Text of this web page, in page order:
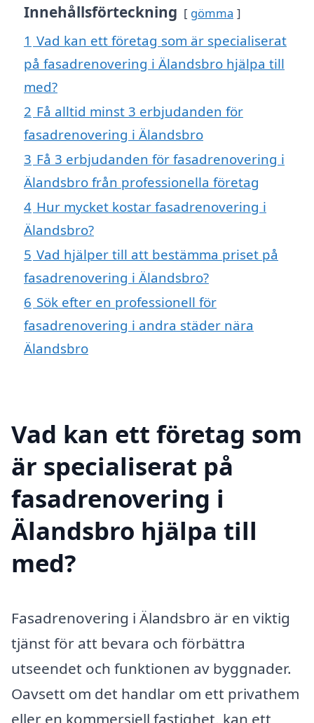
Innehållsförteckning gömma
1 Vad kan ett företag som är specialiserat
på fasadrenovering i Älandsbro hjälpa till
med?
2 Få alltid minst 3 erbjudanden för
fasadrenovering i Älandsbro
3 Få 3 erbjudanden för fasadrenovering i
Älandsbro från professionella företag
4 Hur mycket kostar fasadrenovering i
Älandsbro?
5 Vad hjälper till att bestämma priset på
fasadrenovering i Älandsbro?
6 Sök efter en professionell för
fasadrenovering i andra städer nära
Älandsbro
Vad kan ett företag som
är specialiserat på
fasadrenovering i
Älandsbro hjälpa till
med?
Fasadrenovering i Älandsbro är en viktig
tjänst för att bevara och förbättra
utseendet och funktionen av byggnader.
Oavsett om det handlar om ett privathem
eller en kommersiell fastighet, kan ett